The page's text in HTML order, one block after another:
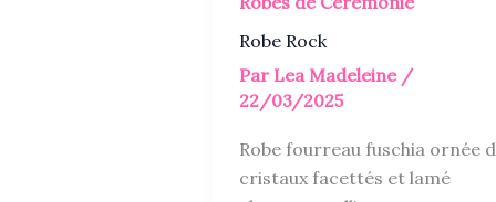
Robe Rock
Par Lea Madeleine /
22/03/2025
Robe fourreau fuschia ornée
cristaux facettés et lamé